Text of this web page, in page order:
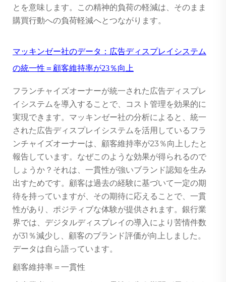
とを意味します。この精神的負荷の軽減は、そのまま
購買行動への負荷軽減へとつながります。
マッキンゼー社のデータ：広告ディスプレイシステム
の統一性＝顧客維持率が23％向上
フランチャイズオーナーが統一された広告ディスプレ
イシステムを導入することで、コスト管理を効果的に
実現できます。マッキンゼー社の分析によると、統一
された広告ディスプレイシステムを活用しているフラ
ンチャイズオーナーは、顧客維持率が23％向上したと
報告しています。なぜこのような効果が得られるので
しょうか？それは、一貫性が強いブランド認知を生み
出すためです。顧客は過去の経験に基づいて一定の期
待を持っていますが、その期待に応えることで、一貫
性があり、ポジティブな体験が提供されます。銀行業
界では、デジタルディスプレイの導入により苦情件数
が31％減少し、顧客のブランド評価が向上しました。
データは自ら語っています。
顧客維持率＝一貫性